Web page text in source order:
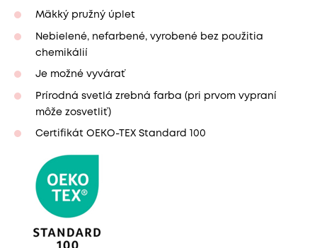
Mäkký pružný úplet
Nebielené, nefarbené, vyrobené bez použitia
chemikálií
Je možné vyvárať
Prírodná svetlá zrebná farba (pri prvom vypraní
môže zosvetliť)
Certifikát OEKO-TEX Standard 100